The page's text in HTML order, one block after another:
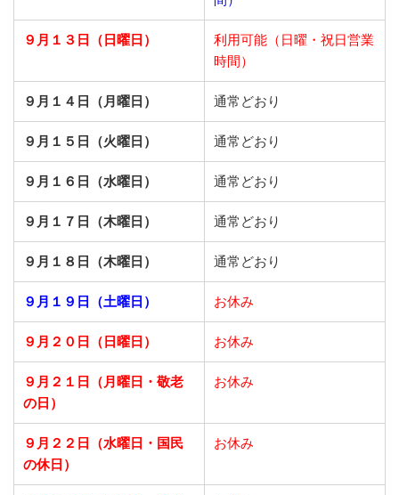
９月１３日（日曜日）
利用可能（日曜・祝日営業
時間）
９月１４日（月曜日） 通常どおり
９月１５日（火曜日） 通常どおり
９月１６日（水曜日） 通常どおり
９月１７日（木曜日） 通常どおり
９月１８日（木曜日） 通常どおり
９月１９日（土曜日） お休み
９月２０日（日曜日） お休み
９月２１日
（月曜日・敬老
の日）
お休み
９月２２日
（水曜日・国民
の休日）
お休み